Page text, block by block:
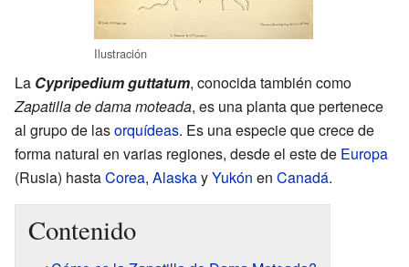
Ilustración
La Cypripedium guttatum, conocida también como
Zapatilla de dama moteada, es una planta que pertenece
al grupo de lasorquídeas. Es una especie que crece de
forma natural en varias regiones, desde el este de Europa
(Rusia) hastaCorea, AlaskayYukón en Canadá.
Contenido